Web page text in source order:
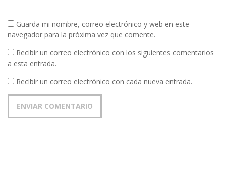
Guarda mi nombre, correo electrónico y web en este
navegador para la próxima vez que comente.
Recibir un correo electrónico con los siguientes comentarios
a esta entrada.
Recibir un correo electrónico con cada nueva entrada.